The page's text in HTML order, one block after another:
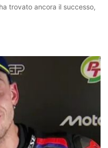
trovato ancora il successo,